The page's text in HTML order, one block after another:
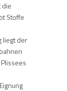
die
Stoffe
liegt der